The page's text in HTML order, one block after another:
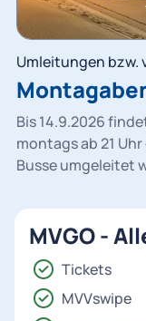
Umleitungen bzw.
Bis 14.9.2026
montags ab 21
Busse umgeleitet
MVGO -
Tickets
MVVswipe